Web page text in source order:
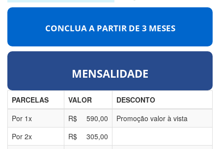
CONCLUA A PARTIR DE 3 MESES
MENSALIDADE
PARCELAS VALOR
DESCONTO
Por 1x R$ 590,00
Promoção valor à vista
Por 2x R$
305,00